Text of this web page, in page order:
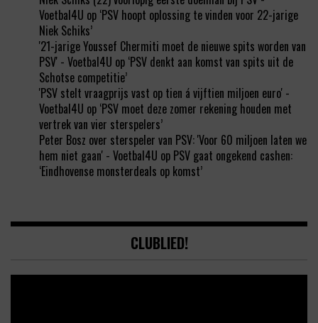
Voetbal4U op ‘PSV hoopt oplossing te vinden voor 22-jarige
Niek Schiks’
'21-jarige Youssef Chermiti moet de nieuwe spits worden van
PSV' - Voetbal4U op ‘PSV denkt aan komst van spits uit de
Schotse competitie’
'PSV stelt vraagprijs vast op tien á vijftien miljoen euro' -
Voetbal4U op ‘PSV moet deze zomer rekening houden met
vertrek van vier sterspelers’
Peter Bosz over sterspeler van PSV: 'Voor 60 miljoen laten we
hem niet gaan' - Voetbal4U op PSV gaat ongekend cashen:
‘Eindhovense monsterdeals op komst’
CLUBLIED!